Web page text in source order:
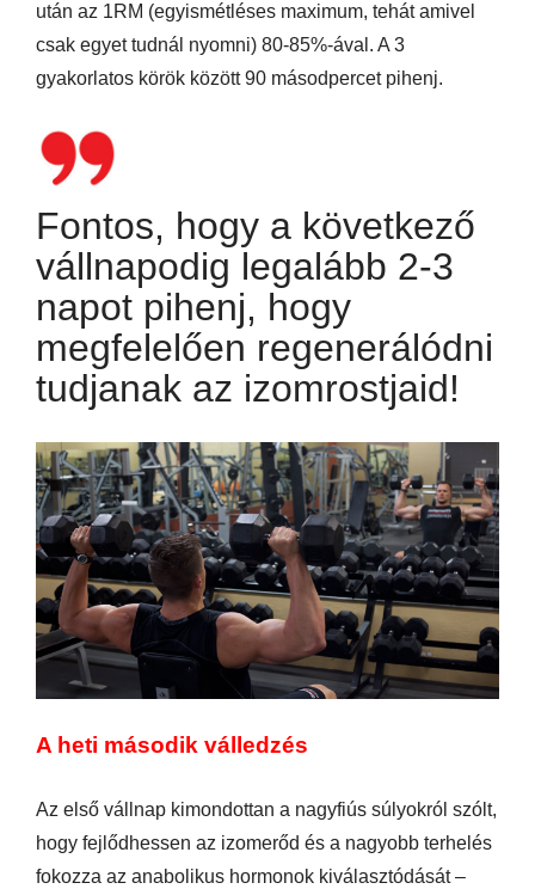
után az 1RM (egyismétléses maximum, tehát amivel
csak egyet tudnál nyomni) 80-85%-ával. A 3
gyakorlatos körök között 90 másodpercet pihenj.
Fontos, hogy a következő
vállnapodig legalább 2-3
napot pihenj, hogy
megfelelően regenerálódni
tudjanak az izomrostjaid!
A heti második válledzés
Az első vállnap kimondottan a nagyfiús súlyokról szólt,
hogy fejlődhessen az izomerőd és a nagyobb terhelés
fokozza az anabolikus hormonok kiválasztódását –